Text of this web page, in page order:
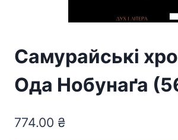
Самурайські
Ода Нобунаґа
774.00 ₴